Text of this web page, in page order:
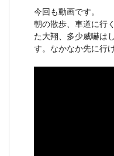
今回も動画です。
朝の散歩、車道に行
た大翔、多少威嚇は
す。なかなか先に行